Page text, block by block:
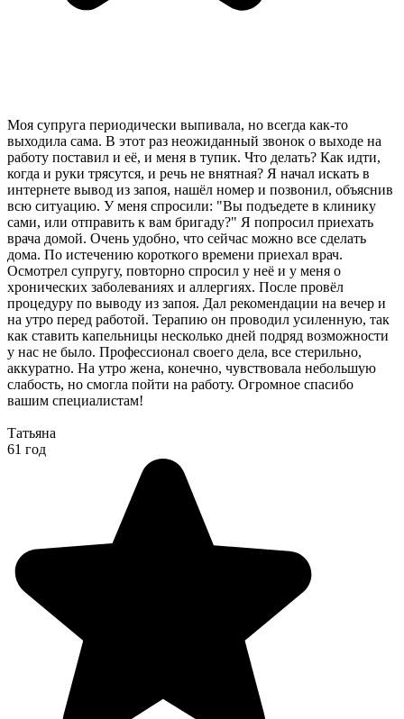
Моя супруга периодически выпивала, но всегда как-то
выходила сама. В этот раз неожиданный звонок о выходе на
работу поставил и её, и меня в тупик. Что делать? Как идти,
когда и руки трясутся, и речь не внятная? Я начал искать в
интернете вывод из запоя, нашёл номер и позвонил, объяснив
всю ситуацию. У меня спросили: "Вы подъедете в клинику
сами, или отправить к вам бригаду?" Я попросил приехать
врача домой. Очень удобно, что сейчас можно все сделать
дома. По истечению короткого времени приехал врач.
Осмотрел супругу, повторно спросил у неё и у меня о
хронических заболеваниях и аллергиях. После провёл
процедуру по выводу из запоя. Дал рекомендации на вечер и
на утро перед работой. Терапию он проводил усиленную, так
как ставить капельницы несколько дней подряд возможности
у нас не было. Профессионал своего дела, все стерильно,
аккуратно. На утро жена, конечно, чувствовала небольшую
слабость, но смогла пойти на работу. Огромное спасибо
вашим специалистам!
Татьяна
61 год